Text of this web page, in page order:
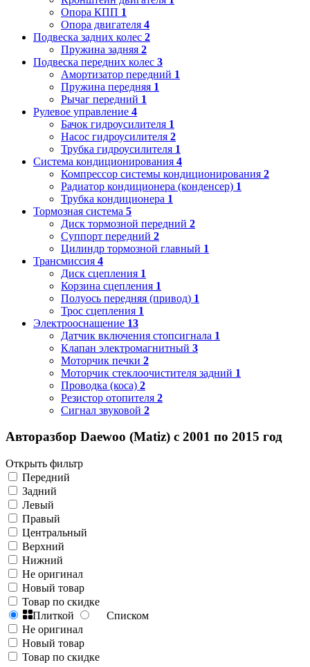
Опора КПП 1
Опора двигателя 4
Подвеска задних колес 2
Пружина задняя 2
Подвеска передних колес 3
Амортизатор передний 1
Пружина передняя 1
Рычаг передний 1
Рулевое управление 4
Бачок гидроусилителя 1
Насос гидроусилителя 2
Трубка гидроусилителя 1
Система кондиционирования 4
Компрессор системы кондиционирования 2
Радиатор кондиционера (конденсер) 1
Трубка кондиционера 1
Тормозная система 5
Диск тормозной передний 2
Суппорт передний 2
Цилиндр тормозной главный 1
Трансмиссия 4
Диск сцепления 1
Корзина сцепления 1
Полуось передняя (привод) 1
Трос сцепления 1
Электрооснащение 13
Датчик включения стопсигнала 1
Клапан электромагнитный 3
Моторчик печки 2
Моторчик стеклоочистителя задний 1
Проводка (коса) 2
Резистор отопителя 2
Сигнал звуковой 2
Авторазбор Daewoo (Matiz) с 2001 по 2015 год
Открыть фильтр
Передний
Задний
Левый
Правый
Центральный
Верхний
Нижний
Не оригинал
Новый товар
Товар по скидке
Плиткой
Списком
Не оригинал
Новый товар
Товар по скидке